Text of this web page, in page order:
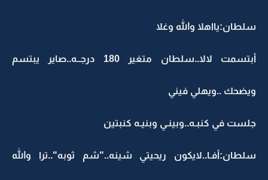
سلطان:يااهلا والله وغلا
أبتسمت لالا..سلطان متغير 180 درجــه..صاير يبتسم
ويضحك ..ويهلي فيني
جلست في كنبـه..وبينـي وبنيـه كنبتين
سلطان:أفـا..لايكون ريحيتي شينه.."شم ثوبه"..ترا والله